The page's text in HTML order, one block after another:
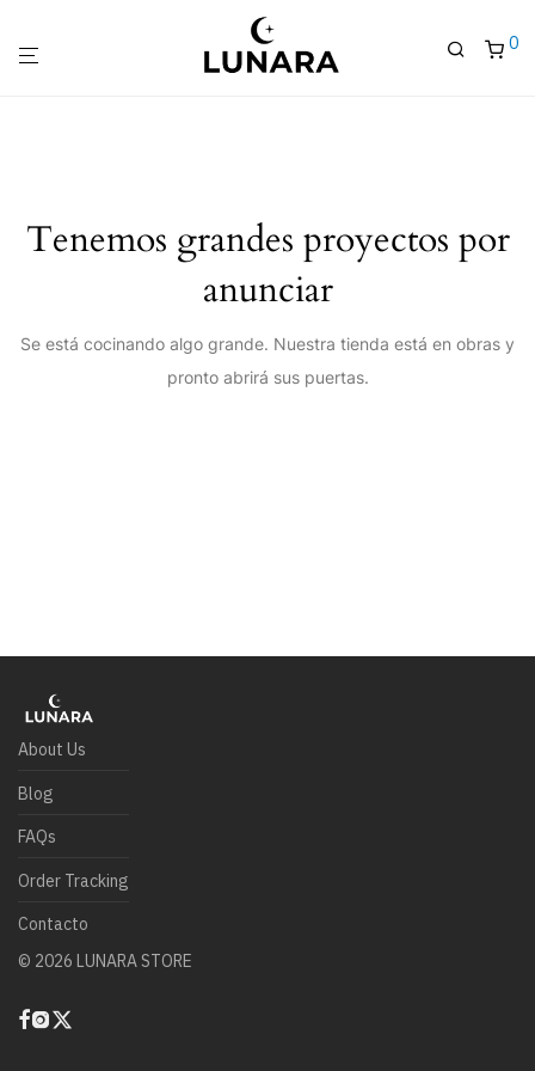
0
Tenemos grandes proyectos por
anunciar
Se está cocinando algo grande. Nuestra tienda está en obras y
pronto abrirá sus puertas.
About Us
Blog
FAQs
Order Tracking
Contacto
© 2026 LUNARA STORE